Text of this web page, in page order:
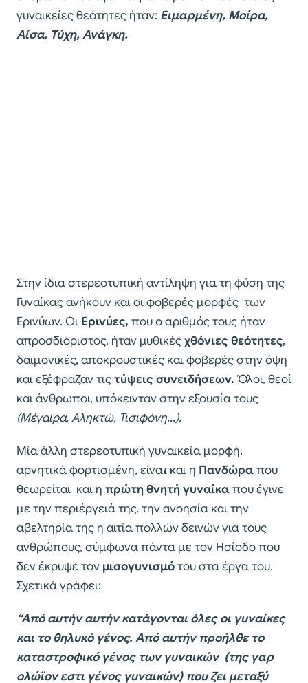
γυναικείες θεότητες ήταν: Ειμαρμένη, Μοίρα,
Αίσα, Τύχη, Ανάγκη.
Στην ίδια στερεοτυπική αντίληψη για τη φύση της
Γυναίκας ανήκουν και οι φοβερές μορφές των
Ερινύων. Οι Ερινύες, που ο αριθμός τους ήταν
απροσδιόριστος, ήταν μυθικέςχθόνιες θεότητες,
δαιμονικές, αποκρουστικές και φοβερές στην όψη
και εξέφραζαν τιςτύψεις συνειδήσεων. Όλοι, θεοί
και άνθρωποι, υπόκεινταν στην εξουσία τους
(Μέγαιρα, Αληκτώ, Τισιφόνη…).
Μία άλλη στερεοτυπική γυναικεία μορφή,
αρνητικά φορτισμένη, είναι και η Πανδώραπου
θεωρείται και η πρώτη θνητή γυναίκαπου έγινε
με την περιέργειά της, την ανοησία και την
αβελτηρία της η αιτία πολλών δεινών για τους
ανθρώπους, σύμφωνα πάντα με τον Ησίοδο που
δεν έκρυψε τον μισογυνισμότου στα έργα του.
Σχετικά γράφει:
“Από αυτήν αυτήν κατάγονται όλες οι γυναίκες
και το θηλυκό γένος. Από αυτήν προήλθε το
καταστροφικό γένος των γυναικών (της γαρ
ολώϊον εστι γένος γυναικών) που ζει μεταξύ